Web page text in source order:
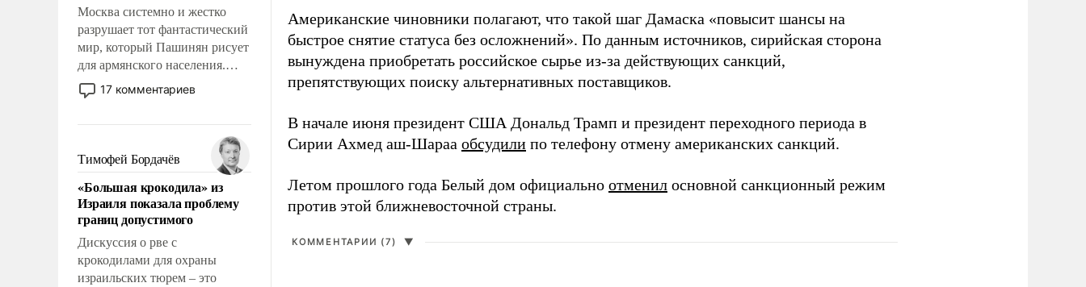
Москва системно и жестко
разрушает тот фантастический
мир, который Пашинян рисует
для армянского населения.
Мир, где политические
прожекты будут безусловно
налогоплательщиков и где
Еревану за свои поступки не
нужно отвечать.
17 комментариев
Тимофей Бордачёв
«Большая крокодила» из
Израиля показала проблему
границ допустимого
Дискуссия о рве с
крокодилами для охраны
израильских тюрем – это
Американские чиновники полагают, что такой шаг Дамаска «повысит шансы на
быстрое снятие статуса без осложнений». По данным источников, сирийская сторона
вынуждена приобретать российское сырье из-за действующих санкций,
препятствующих поиску альтернативных поставщиков.
В начале июня президент США Дональд Трамп и президент переходного периода в
Сирии Ахмед аш-Шараа обсудили по телефону отмену американских санкций.
Летом прошлого года Белый дом официально отменил основной санкционный режим
против этой ближневосточной страны.
КОММЕНТАРИИ (7) ▼